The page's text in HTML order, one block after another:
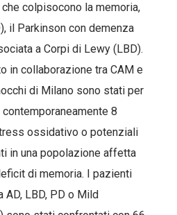
che colpisocono la memoria,
il Parkinson con demenza
a Corpi di Lewy (LBD).
in collaborazione tra CAM e
di Milano sono stati per
8
ossidativo o potenziali
in una popolazione affetta
di memoria. I pazienti
LBD, PD o Mild